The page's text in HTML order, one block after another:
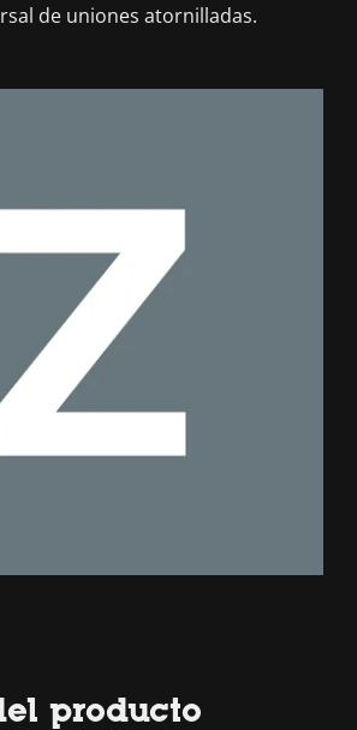
de uniones atornilladas.
producto